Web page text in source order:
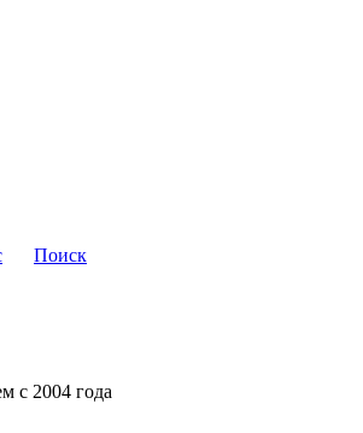
Поиск
с 2004 года